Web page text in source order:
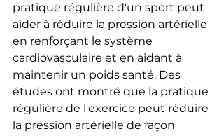
pratique régulière d'un sport peut
aider à réduire la pression artérielle
en renforçant le système
cardiovasculaire et en aidant à
maintenir un poids santé. Des
études ont montré que la pratique
régulière de l'exercice peut réduire
la pression artérielle de façon